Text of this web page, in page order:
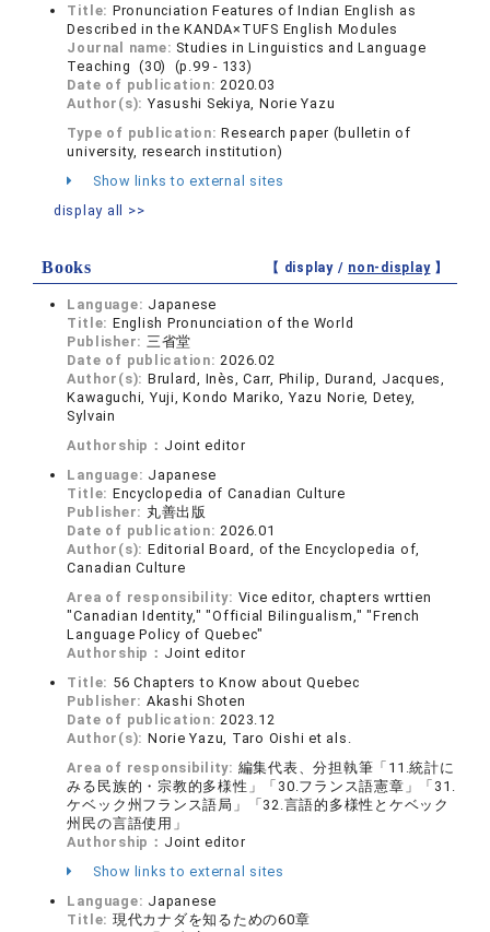
Title: Pronunciation Features of Indian English as
Described in the KANDA×TUFS English Modules
Journal name: Studies in Linguistics and Language
Teaching (30) (p.99 - 133)
Date of publication: 2020.03
Author(s): Yasushi Sekiya, Norie Yazu
Type of publication:Research paper (bulletin of
university, research institution)
Show links to external sites
display all >>
Books 【 display / non-display】
Language: Japanese
Title: English Pronunciation of the World
Publisher: 三省堂
Date of publication: 2026.02
Author(s): Brulard, Inès, Carr, Philip, Durand, Jacques,
Kawaguchi, Yuji, Kondo Mariko, Yazu Norie, Detey,
Sylvain
Authorship： Joint editor
Language: Japanese
Title: Encyclopedia of Canadian Culture
Publisher: 丸善出版
Date of publication: 2026.01
Author(s): Editorial Board, of the Encyclopedia of,
Canadian Culture
Area of responsibility: Vice editor, chapters wrttien
"Canadian Identity," "Official Bilingualism," "French
Language Policy of Quebec"
Authorship： Joint editor
Title: 56 Chapters to Know about Quebec
Publisher: Akashi Shoten
Date of publication: 2023.12
Author(s): Norie Yazu, Taro Oishi et als.
Area of responsibility: 編集代表、分担執筆「11.統計に
みる民族的・宗教的多様性」「30.フランス語憲章」「31.
ケベック州フランス語局」「32.言語的多様性とケベック
州民の言語使用」
Authorship： Joint editor
Show links to external sites
Language: Japanese
Title: 現代カナダを知るための60章